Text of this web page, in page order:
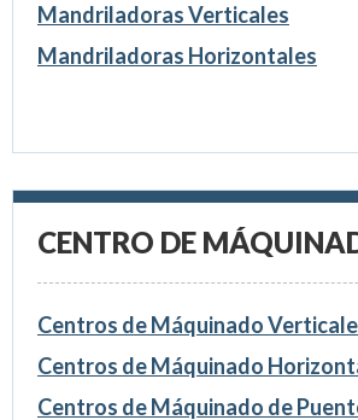
Mandriladoras Verticales
Mandriladoras Horizontales
CENTRO DE
Centros de Máquinado
Centros de Máquinado
Centros de Máquinado de